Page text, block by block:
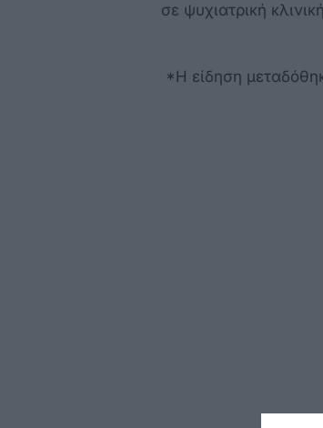
σε ψυχιατρική
*H είδηση